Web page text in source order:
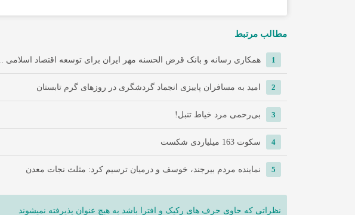
مطالب مرتبط
1 همکاری رسانه و بانک قرض الحسنه مهر ایران برای توسعه اقتصاد اسلامی ...
2 امید به مسافران پاییزی انجماد گردشگری در روزهای گرم تابستان
3 ‌بی‌رحمی مرد خیاط تنبل!
4 سکوت 163 میلیاردی شکست
5 نماینده مردم بیرجند، خوسف و درمیان ترسیم کرد: مثلث نجات معدن
نظراتی که حاوی حرف های رکیک و افترا باشد به هیچ عنوان پذیرفته نمیشوند